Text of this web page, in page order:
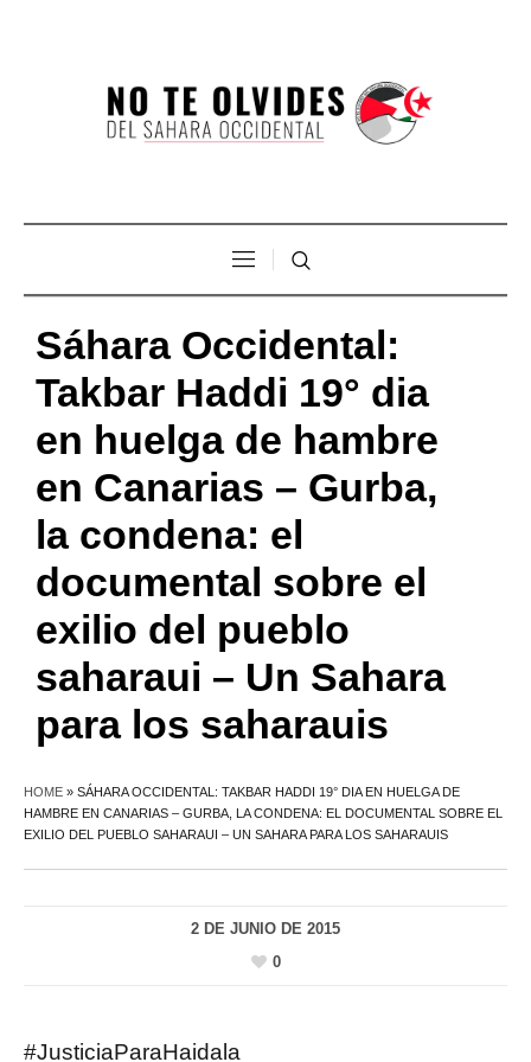
Sáhara Occidental:
Takbar Haddi 19° dia
en huelga de hambre
en Canarias – Gurba,
la condena: el
documental sobre el
exilio del pueblo
saharaui – Un Sahara
para los saharauis
HOME » SÁHARA OCCIDENTAL: TAKBAR HADDI 19° DIA EN HUELGA DE
HAMBRE EN CANARIAS – GURBA, LA CONDENA: EL DOCUMENTAL SOBRE EL
EXILIO DEL PUEBLO SAHARAUI – UN SAHARA PARA LOS SAHARAUIS
2 DE JUNIO DE 2015
0
#JusticiaParaHaidala